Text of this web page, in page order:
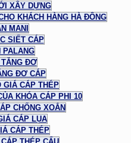
XÂY DỰNG
KHÁCH HÀNG HÀ ĐÔNG
MANI
SIẾT CÁP
PALANG
ĐƠ
ĐƠ CÁP
GIÁ CÁP THÉP
KHÓA CÁP PHI 10
CHỐNG XOẮN
CÁP LỤA
CÁP THÉP